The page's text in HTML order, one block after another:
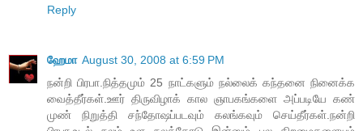
Reply
ஹேமா August 30, 2008 at 6:59 PM
நன்றி பிரபா.நித்தமும் 25 நாட்களும் நல்லைக் கந்தனை நினைக்க
வைத்தீர்கள்.ஊர் திருவிழாக் கால ஞாபகங்களை அப்படியே கண்
முண் நிறுத்தி சந்தோஷப்படவும் கலங்கவும் செய்தீர்கள்.நன்றி